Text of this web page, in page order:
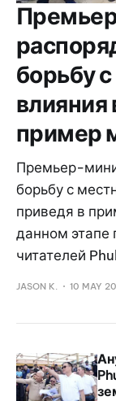
борьбу
влияния
пример
Премьер-
борьбу с
приведя в
данном
читателей
JASON K. 10 MAY